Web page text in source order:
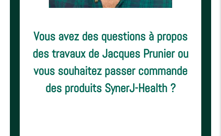
Vous avez des questions à propos
des travaux de Jacques Prunier ou
vous souhaitez passer commande
des produits SynerJ-Health ?